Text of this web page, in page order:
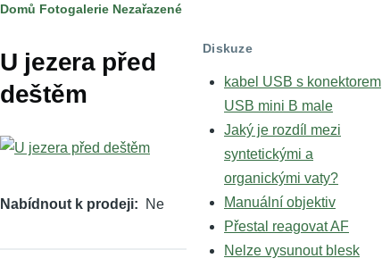
Drobečková
Domů Fotogalerie Nezařazené
U jezera před
deštěm
Nabídnout k prodeji Ne
Diskuze
kabel USB s konektorem
USB mini B male
Jaký je rozdíl mezi
syntetickými a
organickými vaty?
Manuální objektiv
Přestal reagovat AF
Nelze vysunout blesk